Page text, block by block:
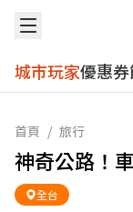
城市玩家優惠券
首頁 / 旅行
神奇公路！
全台